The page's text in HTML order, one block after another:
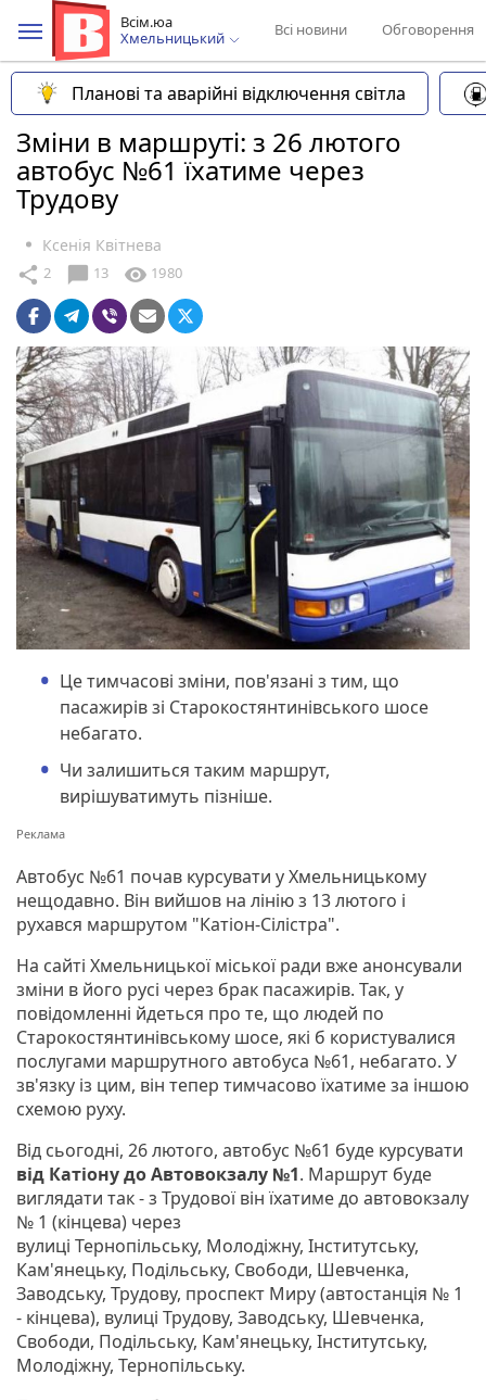
Всім.юа
Хмельницький
Всі новини Обговорення
Планові та аварійні відключення світла
Зміни в маршруті: з 26 лютого
автобус №61 їхатиме через
Трудову
Ксенія Квітнева
share 2 chat_bubble 13 visibility 1980
Це тимчасові зміни, пов'язані з тим, що
пасажирів зі Старокостянтинівського шосе
небагато.
Чи залишиться таким маршрут,
вирішуватимуть пізніше.
Автобус №61 почав курсувати у Хмельницькому
нещодавно. Він вийшов на лінію з 13 лютого і
рухався маршрутом "Катіон-Сілістра".
На сайті Хмельницької міської ради вже анонсували
зміни в його русі через брак пасажирів. Так, у
повідомленні йдеться про те, що людей по
Старокостянтинівському шосе, які б користувалися
послугами маршрутного автобуса №61, небагато. У
зв'язку із цим, він тепер тимчасово їхатиме за іншою
схемою руху.
Від сьогодні, 26 лютого, автобус №61 буде курсувати
від Катіону до Автовокзалу №1. Маршрут буде
виглядати так - з Трудової він їхатиме до автовокзалу
№ 1 (кінцева) через
вулиці Тернопільську, Молодіжну, Інститутську,
Кам'янецьку, Подільську, Свободи, Шевченка,
Заводську, Трудову, проспект Миру (автостанція № 1
- кінцева), вулиці Трудову, Заводську, Шевченка,
Свободи, Подільську, Кам'янецьку, Інститутську,
Молодіжну, Тернопільську.